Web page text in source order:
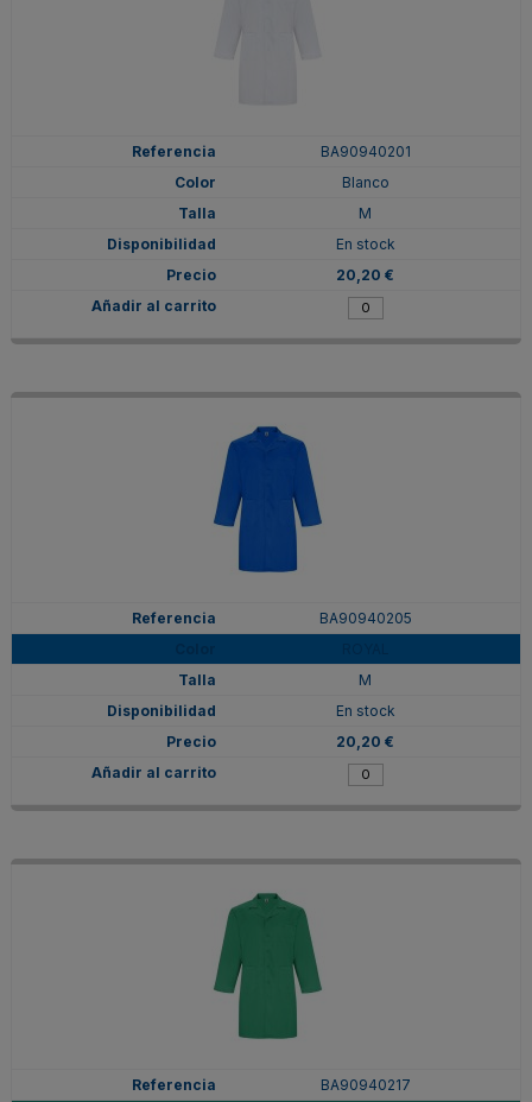
BA90940201
Blanco
M
En stock
20,20 €
BA90940205
M
En stock
20,20 €
BA90940217